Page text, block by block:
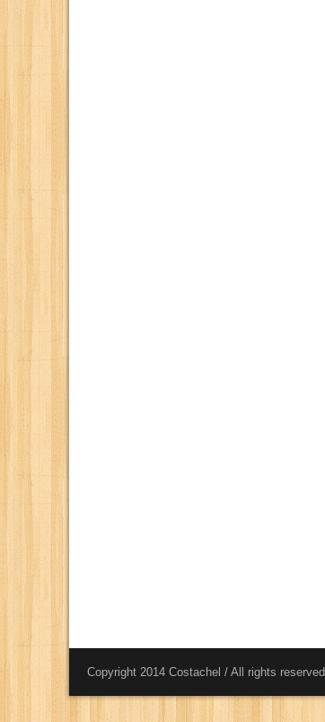
Copyright 2014 Costachel / All rights reserved